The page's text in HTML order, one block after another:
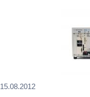
15.08.2012